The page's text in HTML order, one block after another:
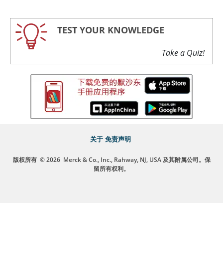
TEST YOUR KNOWLEDGE
Take a Quiz!
关于 免责声明
版权所有 © 2026 Merck & Co., Inc., Rahway, NJ, USA 及其附属公司。保
留所有权利。